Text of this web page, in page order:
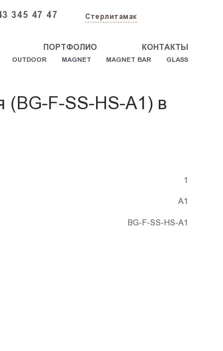
345 47 47 Стерлитамак
ПОРТФОЛИО КОНТАКТЫ
OUTDOOR MAGNET MAGNET BAR GLASS
(BG-F-SS-HS-A1) в
1
А1
BG-F-SS-HS-A1